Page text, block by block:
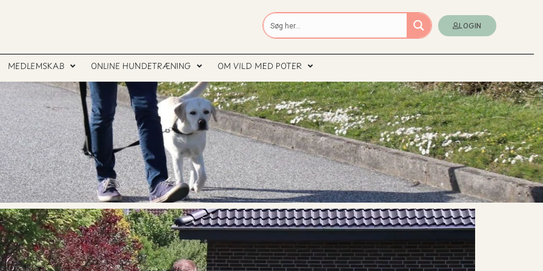
LOGIN
MEDLEMSKAB ONLINE HUNDETRÆNING OM VILD MED POTER